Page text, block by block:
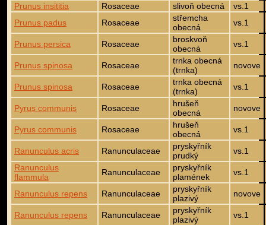
Prunus insititia
Rosaceae slivoň obecná
vs.1
Prunus padus
Rosaceae
střemcha
obecná
vs.1
Prunus persica Rosaceae
broskvoň
obecná
vs.1
Prunus spinosa Rosaceae
trnka obecná
(trnka)
novove
Prunus spinosa Rosaceae
trnka obecná
(trnka)
vs.1
Pyrus communis Rosaceae
hrušeň
obecná
novove
Pyrus communis Rosaceae
hrušeň
obecná
vs.1
Ranunculus acris Ranunculaceae
pryskyřník
prudký
vs.1
Ranunculus
flammula
Ranunculaceae
pryskyřník
plamének
vs.1
Ranunculus repens Ranunculaceae
pryskyřník
plazivý
novove
Ranunculus repens Ranunculaceae
pryskyřník
plazivý
vs.1